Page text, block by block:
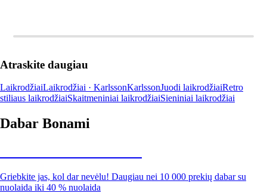
Atraskite daugiau
LaikrodžiaiLaikrodžiai · KarlssonKarlssonJuodi laikrodžiaiRetro
stiliaus laikrodžiaiSkaitmeniniai laikrodžiaiSieniniai laikrodžiai
Dabar Bonami
Griebkite jas, kol dar nevėlu! Daugiau nei 10 000 prekių dabar su
nuolaida iki 40 % nuolaida